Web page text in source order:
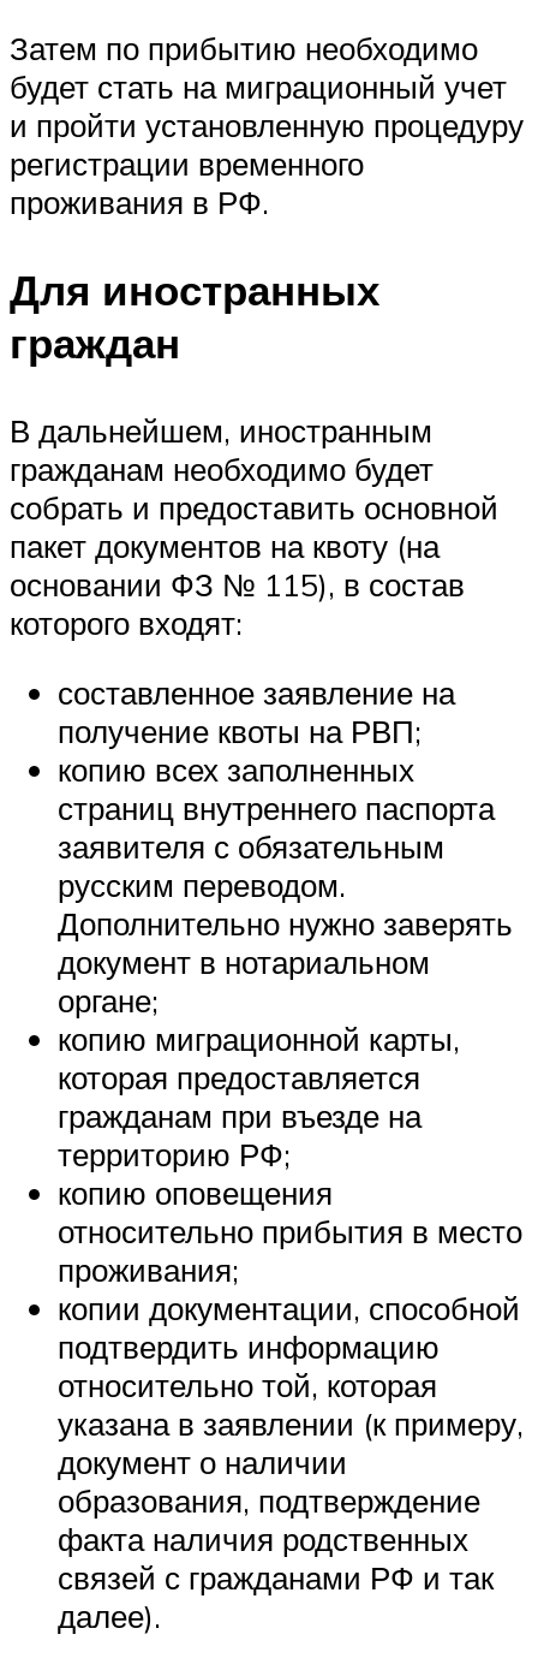
Затем по прибытию необходимо
будет стать на миграционный учет
и пройти установленную процедуру
регистрации временного
проживания в РФ.
Для иностранных
граждан
В дальнейшем, иностранным
гражданам необходимо будет
собрать и предоставить основной
пакет документов на квоту (на
основании ФЗ № 115), в состав
которого входят:
составленное заявление на
получение квоты на РВП;
копию всех заполненных
страниц внутреннего паспорта
заявителя с обязательным
русским переводом.
Дополнительно нужно заверять
документ в нотариальном
органе;
копию миграционной карты,
которая предоставляется
гражданам при въезде на
территорию РФ;
копию оповещения
относительно прибытия в место
проживания;
копии документации, способной
подтвердить информацию
относительно той, которая
указана в заявлении (к примеру,
документ о наличии
образования, подтверждение
факта наличия родственных
связей с гражданами РФ и так
далее).